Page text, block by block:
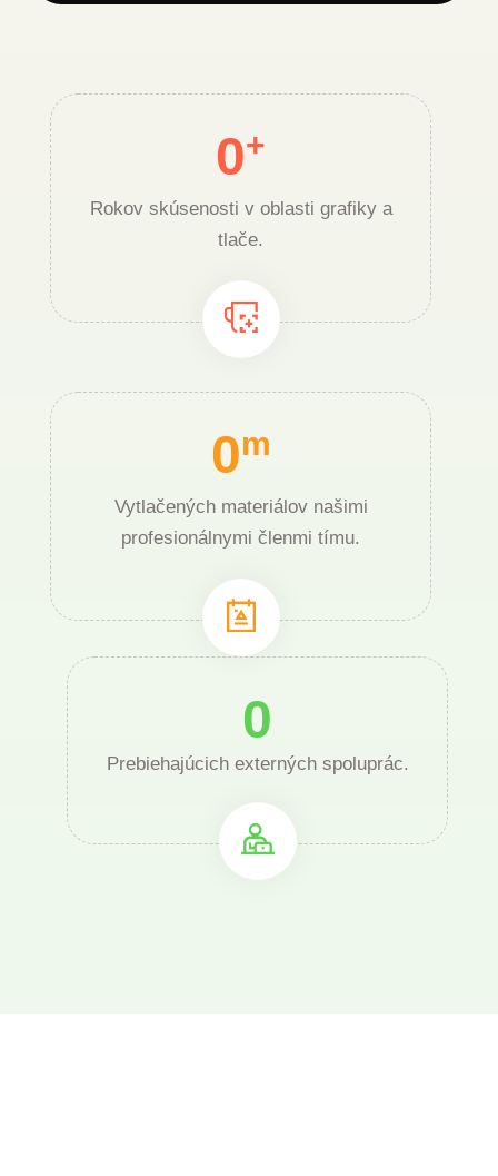
0+
Rokov skúsenosti v oblasti grafiky a
tlače.
0m
Vytlačených materiálov našimi
profesionálnymi členmi tímu.
0
Prebiehajúcich externých spoluprác.